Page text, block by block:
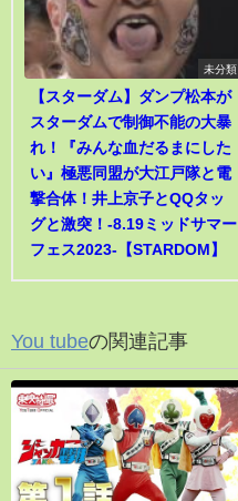
未分類
【スターダム】ダンプ松本が
スターダムで制御不能の大暴
れ！『みんな血だるまにした
い』極悪同盟が大江戸隊と電
撃合体！井上京子とQQタッ
グと激突！-8.19ミッドサマー
フェス2023-【STARDOM】
You tubeの関連記事